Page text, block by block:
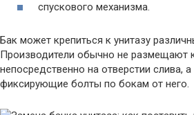
спускового механизма.
Бак может крепиться к унитазу
Производители обычно не размещают
непосредственно на отверстии слива,
фиксирующие болты по бокам от него.